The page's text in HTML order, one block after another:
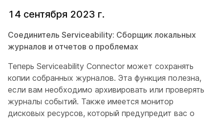
14 сентября 2023 г.
Соединитель Serviceability: Сборщик локальных
журналов и отчетов о проблемах
Теперь Serviceability Connector может сохранять
копии собранных журналов. Эта функция полезна,
если вам необходимо архивировать или проверять
журналы событий. Также имеется монитор
дисковых ресурсов, который предупредит вас о